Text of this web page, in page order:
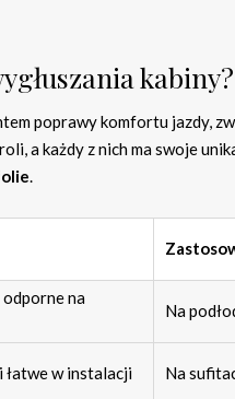
kabiny?
poprawy komfortu jazdy,
a każdy z nich ma swoje
.
odporne na
Na
łatwe w instalacji Na